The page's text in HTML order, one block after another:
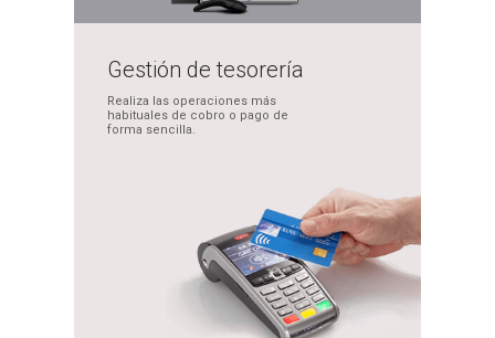
Gestión de tesorería
Realiza las operaciones más
habituales de cobro o pago de
forma sencilla.